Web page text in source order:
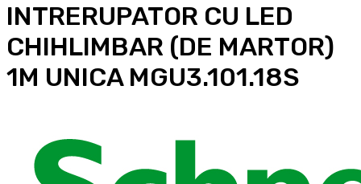
INTRERUPATOR CU LED
CHIHLIMBAR (DE MARTOR)
1M UNICA MGU3.101.18S